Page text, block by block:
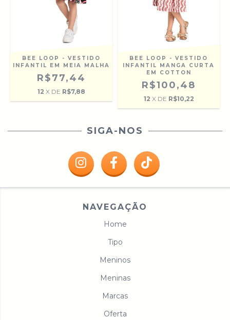
BEE LOOP - VESTIDO
INFANTIL EM MEIA MALHA
R$77,44
12 X DE R$7,88
BEE LOOP - VESTIDO
INFANTIL MANGA CURTA
EM COTTON
R$100,48
12 X DE R$10,22
SIGA-NOS
NAVEGAÇÃO
Home
Tipo
Meninos
Meninas
Marcas
Oferta